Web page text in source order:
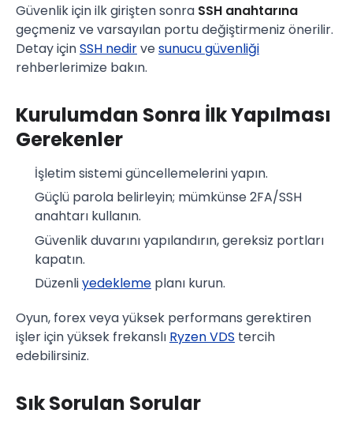
Güvenlik için ilk girişten sonra SSH anahtarına
geçmeniz ve varsayılan portu değiştirmeniz önerilir.
Detay içinSSH nedirvesunucu güvenliği
rehberlerimize bakın.
Kurulumdan Sonra İlk Yapılması
Gerekenler
İşletim sistemi güncellemelerini yapın.
Güçlü parola belirleyin; mümkünse 2FA/SSH
anahtarı kullanın.
Güvenlik duvarını yapılandırın, gereksiz portları
kapatın.
Düzenliyedekleme planı kurun.
Oyun, forex veya yüksek performans gerektiren
işler için yüksek frekanslı Ryzen VDS tercih
edebilirsiniz.
Sık Sorulan Sorular